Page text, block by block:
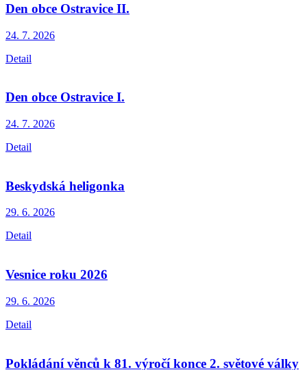
Den obce Ostravice II.
24. 7. 2026
Detail
Den obce Ostravice I.
24. 7. 2026
Detail
Beskydská heligonka
29. 6. 2026
Detail
Vesnice roku 2026
29. 6. 2026
Detail
Pokládání věnců k 81. výročí konce 2. světové války